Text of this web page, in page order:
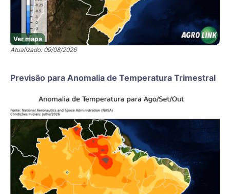
Ver mapa
Atualizado: 09/08/2026
Previsão para Anomalia de Temperatura Trimestral